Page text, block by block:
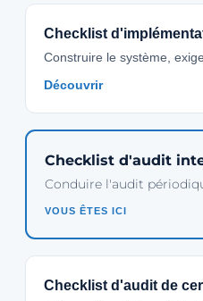
Checklist
Construire le système,
Découvrir
Checklist d'audit
Conduire l'audit
VOUS ÊTES ICI
Checklist d'audit de